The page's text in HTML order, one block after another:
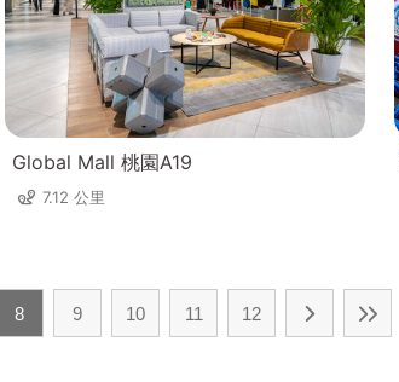
Global Mall 桃園A19
7.12 公里
8 9 10 11 12